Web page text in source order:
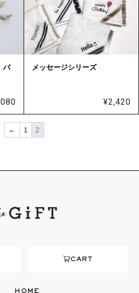
バ
メッセージシリーズ
¥2,420
← 1 2
CART
HOME